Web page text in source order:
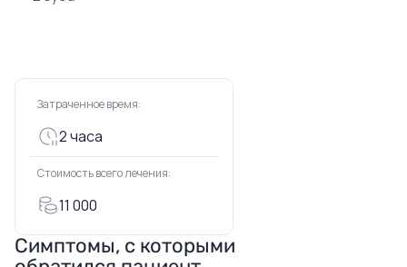
Затраченное время:
2 часа
Стоимость всего лечения:
11 000
Симптомы, с которыми